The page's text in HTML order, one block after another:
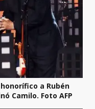
a Rubén
Camilo. Foto AFP